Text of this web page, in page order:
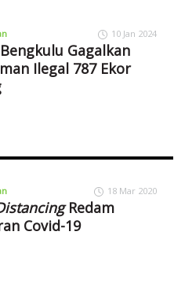
10 Jan 2024
Bengkulu Gagalkan
Ilegal 787 Ekor
18 Mar 2020
Redam
Covid-19